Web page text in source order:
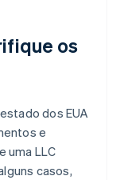
os
dos EUA
e
uma LLC
casos,